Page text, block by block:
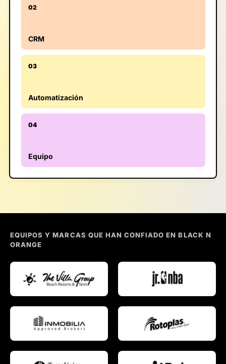
02
CRM
03
Automatización
04
Equipo
EQUIPOS Y MARCAS QUE HAN CONFIADO EN BLACK N
ORANGE